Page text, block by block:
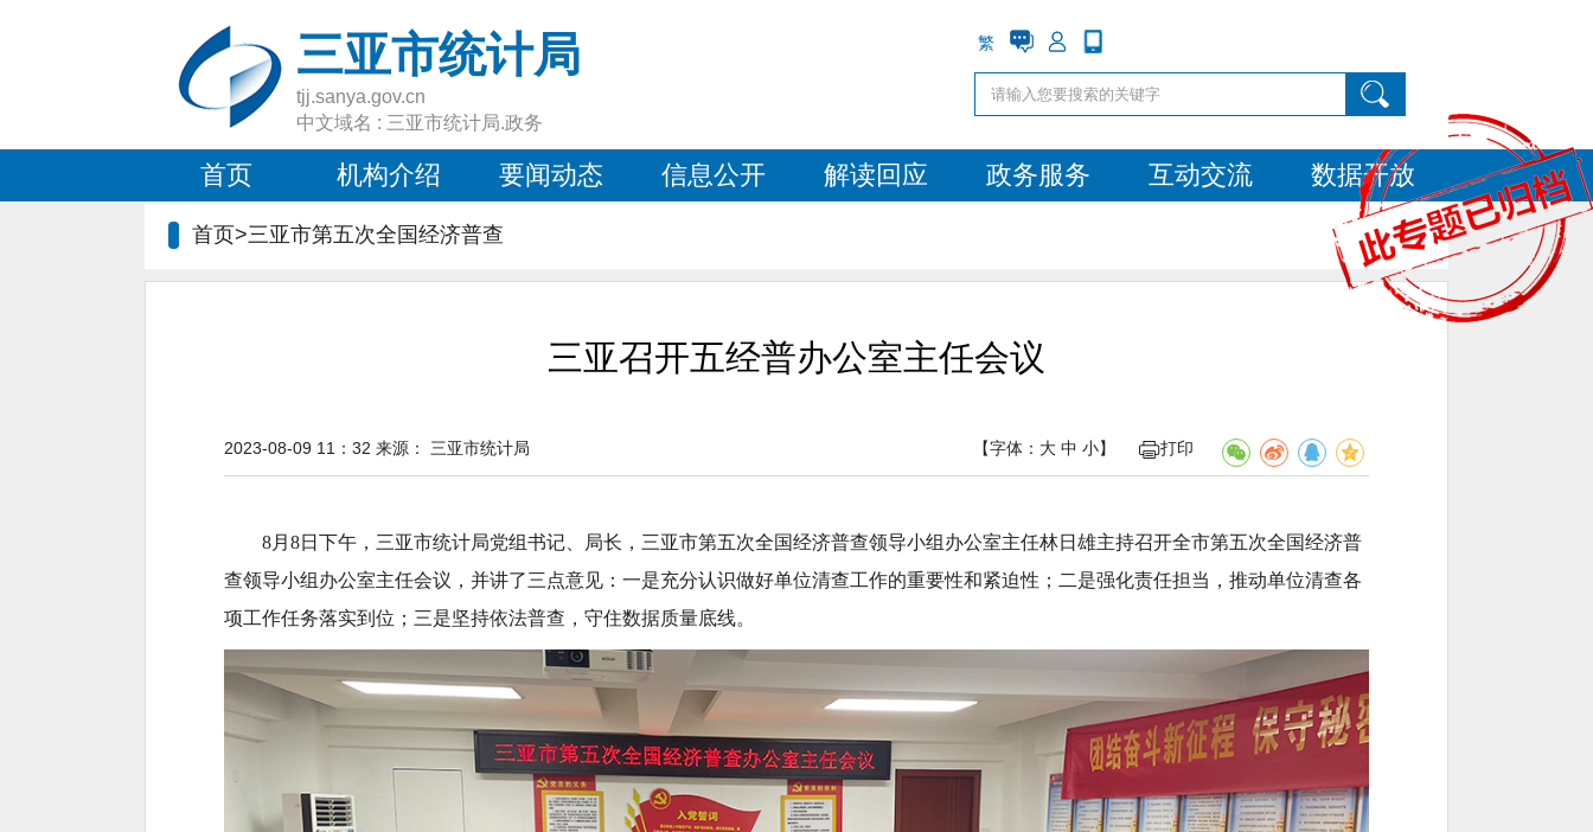
三亚市统计局
tjj.sanya.gov.cn
中文域名 : 三亚市统计局.政务
繁
首页 机构介绍 要闻动态 信息公开 解读回应 政务服务 互动交流 数据开放
首页>三亚市第五次全国经济普查
三亚召开五经普办公室主任会议
【字体： 大 中 小】 打印
2023-08-09 11：32 来源： 三亚市统计局
8月 8日 下午 ， 三亚市统计局党组书记、局长， 三亚市第五次全国经济普查领导小组办公室主任林日雄主持召开全市第五次全国经济普
查领导小组办公室主任会议，并讲了三点意见：一是充分认识做好单位清查工作的重要性和紧迫性；二是强化责任担当，推动单位清查各
项工作任务落实到位；三是坚持依法普查，守住数据质量底线。